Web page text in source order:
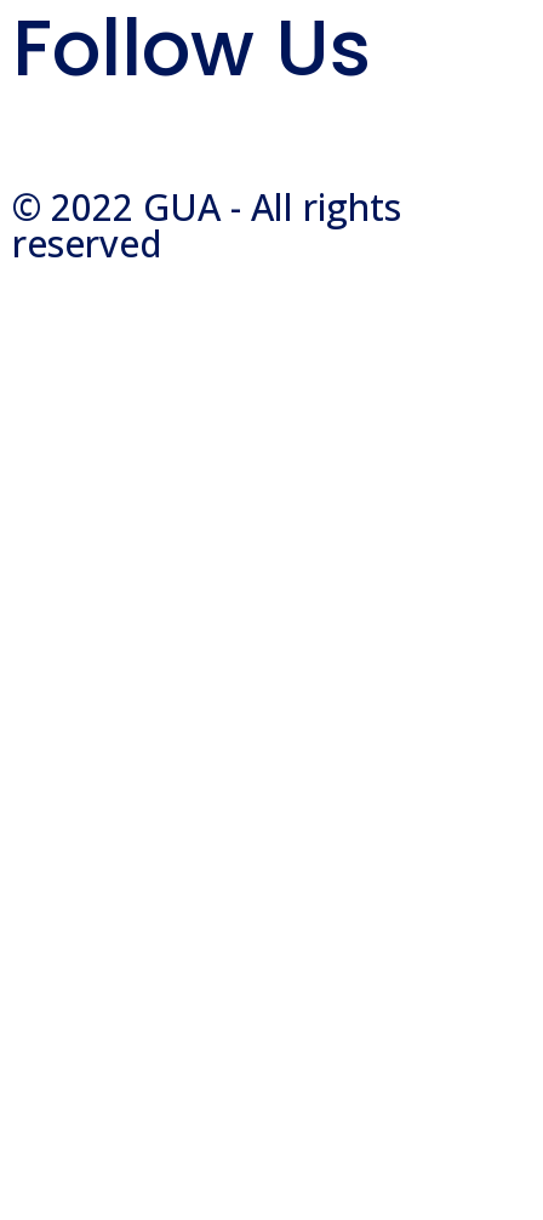
Follow Us
© 2022 GUA - All rights
reserved